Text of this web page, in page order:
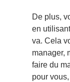
De plus,
en
va. Cela
manager,
faire du
pour